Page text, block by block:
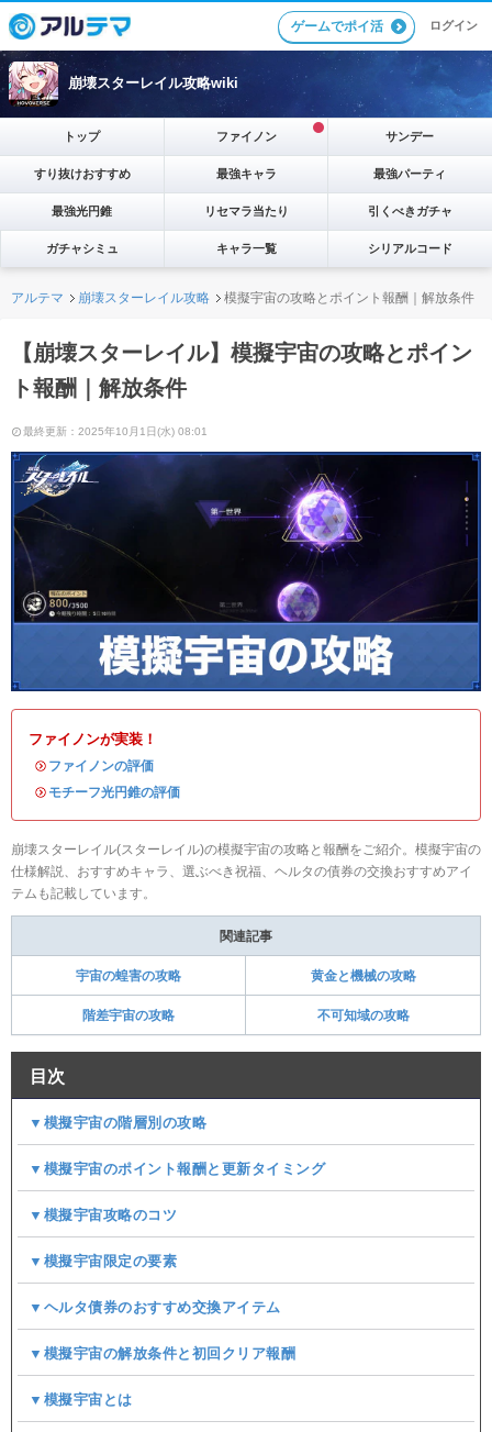
ゲームでポイ活 ログイン
崩壊スターレイル攻略wiki
トップ ファイノン サンデー
すり抜けおすすめ 最強キャラ 最強パーティ
最強光円錐 リセマラ当たり 引くべきガチャ
ガチャシミュ キャラ一覧 シリアルコード
アルテマ 崩壊スターレイル攻略 模擬宇宙の攻略とポイント報酬｜解放条件
【崩壊スターレイル】模擬宇宙の攻略とポイン
ト報酬｜解放条件
最終更新：2025年10月1日(水) 08:01
ファイノンが実装！
・ ファイノンの評価
・ モチーフ光円錐の評価
崩壊スターレイル(スターレイル)の模擬宇宙の攻略と報酬をご紹介。模擬宇宙の
仕様解説、おすすめキャラ、選ぶべき祝福、ヘルタの債券の交換おすすめアイ
テムも記載しています。
関連記事
宇宙の蝗害の攻略 黄金と機械の攻略
階差宇宙の攻略 不可知域の攻略
目次
▼模擬宇宙の階層別の攻略
▼模擬宇宙のポイント報酬と更新タイミング
▼模擬宇宙攻略のコツ
▼模擬宇宙限定の要素
▼ヘルタ債券のおすすめ交換アイテム
▼模擬宇宙の解放条件と初回クリア報酬
▼模擬宇宙とは